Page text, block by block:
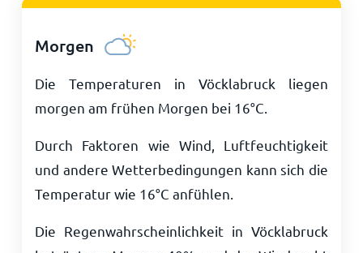
Morgen
Die Temperaturen in Vöcklabruck liegen
morgen am frühen Morgen bei 16°C
Durch Faktoren wie Wind, Luftfeuchtigkeit
und andere Wetterbedingungen kann sich die
Temperatur wie 16°C anfühlen.
Die Regenwahrscheinlichkeit in Vöcklabruck